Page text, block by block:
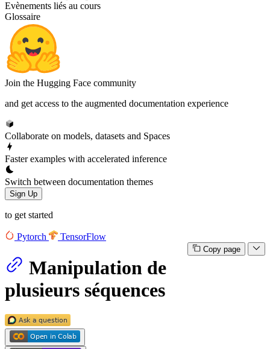
Evènements liés au cours
Glossaire
Join the Hugging Face community
and get access to the augmented documentation experience
Collaborate on models, datasets and Spaces
Faster examples with accelerated inference
Switch between documentation themes
Sign Up
to get started
Pytorch TensorFlow
Copy page
Manipulation de
plusieurs séquences